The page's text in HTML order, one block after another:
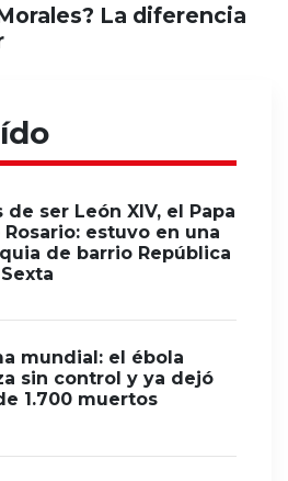
La diferencia
de ser León XIV, el Papa
estuvo en una
de barrio República
mundial: el ébola
sin control y ya dejó
1.700 muertos